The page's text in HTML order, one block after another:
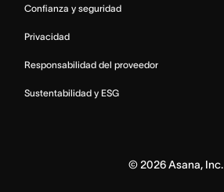
Confianza y seguridad
Privacidad
Responsabilidad del proveedor
Sustentabilidad y ESG
©2026Asana, Inc.